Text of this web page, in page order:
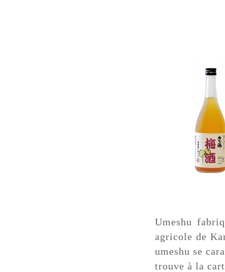
Umeshu
agricole de
umeshu se
trouve à la